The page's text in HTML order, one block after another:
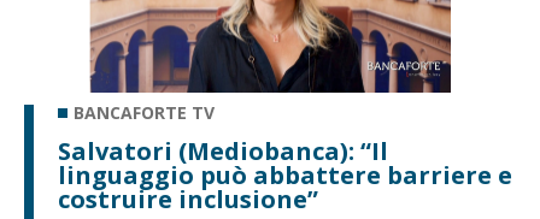
BANCAFORTE TV
Salvatori (Mediobanca): “Il
linguaggio può abbattere barriere e
costruire inclusione”